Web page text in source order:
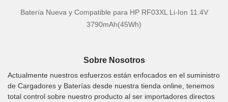
Batería Nueva y Compatible para HP RF03XL Li-Ion 11.4V
3790mAh(45Wh)
Sobre Nosotros
Actualmente nuestros esfuerzos están enfocados en el suministro
de Cargadores y Baterías desde nuestra tienda online, tenemos
total control sobre nuestro producto al ser importadores directos